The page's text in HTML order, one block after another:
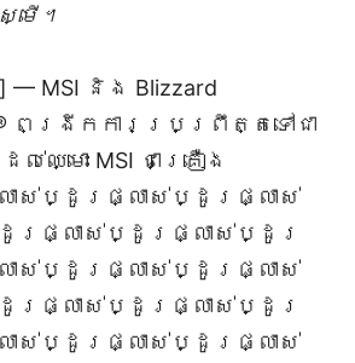
មើ។
— MSI និង Blizzard
ពង្រីកការប្រព្រឹត្តទៅជា
ឈ្មោះ MSI ជាគ្រឿង
ស់ប្ដូរផ្លាស់ប្ដូរផ្លាស់
រផ្លាស់ប្ដូរផ្លាស់ប្ដូរ
ាស់ប្ដូរផ្លាស់ប្ដូរផ្លាស់
រផ្លាស់ប្ដូរផ្លាស់ប្ដូរ
ាស់ប្ដូរផ្លាស់ប្ដូរផ្លាស់